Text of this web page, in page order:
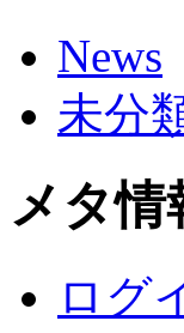
News
未分
メタ情
ログ